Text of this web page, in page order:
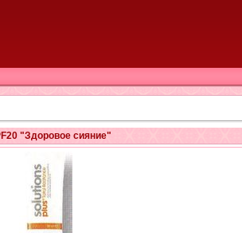
"Здоровое сияние"